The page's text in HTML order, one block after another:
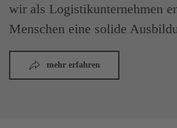
wir als Logistikunternehmen
Menschen eine solide
mehr erfahren